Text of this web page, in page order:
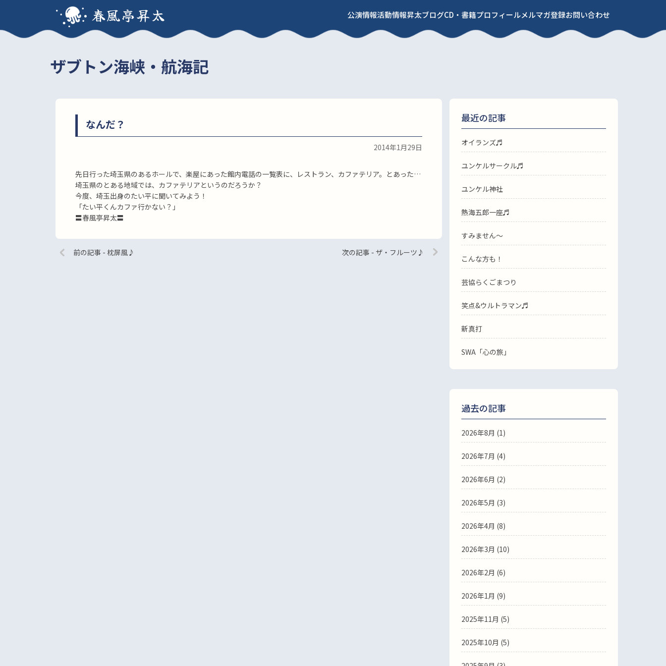
春風亭昇太 公演情報活動情報昇太ブログCD・書籍プロフィールメルマガ登録お問い合わせ
ザブトン海峡・航海記
なんだ？
2014年1月29日
先日行った埼玉県のあるホールで、楽屋にあった館内電話の一覧表に、レストラン、カファテリア。とあった…
埼玉県のとある地域では、カファテリアというのだろうか？
今度、埼玉出身のたい平に聞いてみよう！
「たい平くんカファ行かない？」
〓春風亭昇太〓
前の記事 - 枕屏風♪ 次の記事 - ザ・フルーツ♪
最近の記事
オイランズ♬
ユンケルサークル♬
ユンケル神社
熱海五郎一座♬
すみません〜
こんな方も！
芸協らくごまつり
笑点&ウルトラマン♬
新真打
SWA「心の旅」
過去の記事
2026年8月 (1)
2026年7月 (4)
2026年6月 (2)
2026年5月 (3)
2026年4月 (8)
2026年3月 (10)
2026年2月 (6)
2026年1月 (9)
2025年11月 (5)
2025年10月 (5)